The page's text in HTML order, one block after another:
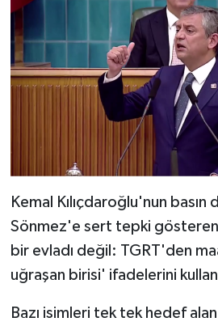
Kemal Kılıçdaroğlu'nun basın
Sönmez'e sert tepki
bir evladı değil: TGRT'den
uğraşan birisi' ifadelerini
Bazı isimleri tek tek hedef